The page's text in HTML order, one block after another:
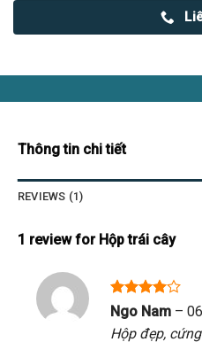
Thông tin chi tiết
REVIEWS (1)
1 review for Hộp trái cây
Rated4
out of 5
Ngo Nam –
Hộp đẹp,